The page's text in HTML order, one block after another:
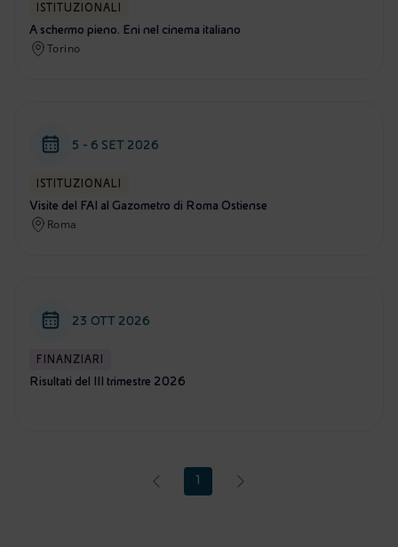
ISTITUZIONALI
A schermo pieno. Eni nel cinema italiano
Torino
5 - 6 SET 2026
ISTITUZIONALI
Visite del FAI al Gazometro di Roma Ostiense
Roma
23 OTT 2026
FINANZIARI
Risultati del III trimestre 2026
1